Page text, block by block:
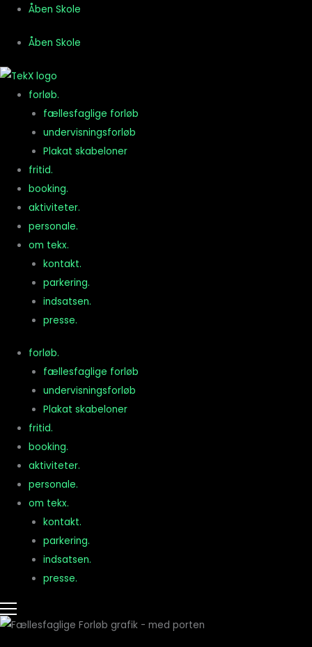
indholdet
Åben Skole
Åben Skole
forløb.
fællesfaglige forløb
undervisningsforløb
Plakat skabeloner
fritid.
booking.
aktiviteter.
personale.
om tekx.
kontakt.
parkering.
indsatsen.
presse.
forløb.
fællesfaglige forløb
undervisningsforløb
Plakat skabeloner
fritid.
booking.
aktiviteter.
personale.
om tekx.
kontakt.
parkering.
indsatsen.
presse.